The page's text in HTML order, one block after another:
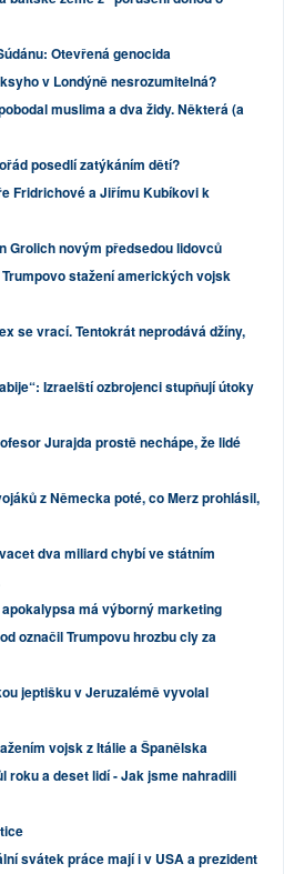
Otevřená genocida
v Londýně nesrozumitelná?
muslima a dva židy. Některá (a
posedlí zatýkáním dětí?
Fridrichové a Jiřímu Kubíkovi k
Grolich novým předsedou lidovců
stažení amerických vojsk
se vrací. Tentokrát neprodává džíny,
Izraelští ozbrojenci stupňují útoky
Jurajda prostě nechápe, že lidé
z Německa poté, co Merz prohlásil,
dva miliard chybí ve státním
má výborný marketing
označil Trumpovu hrozbu cly za
jeptišku v Jeruzalémě vyvolal
vojsk z Itálie a Španělska
roku a deset lidí - Jak jsme nahradili
svátek práce mají i v USA a prezident